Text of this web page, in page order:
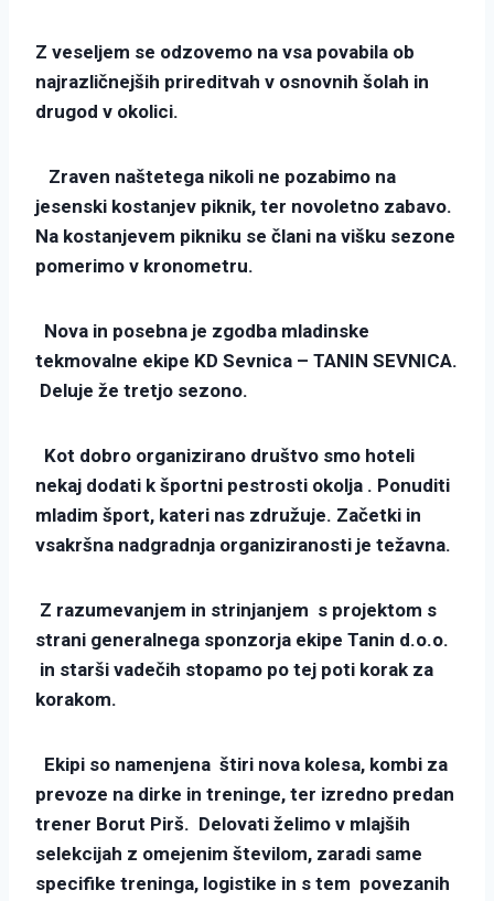
Z veseljem se odzovemo na vsa povabila ob
najrazličnejših prireditvah v osnovnih šolah in
drugod v okolici.
Zraven naštetega nikoli ne pozabimo na
jesenski kostanjev piknik, ter novoletno zabavo.
Na kostanjevem pikniku se člani na višku sezone
pomerimo v kronometru.
Nova in posebna je zgodba mladinske
tekmovalne ekipe KD Sevnica – TANIN SEVNICA.
Deluje že tretjo sezono.
Kot dobro organizirano društvo smo hoteli
nekaj dodati k športni pestrosti okolja . Ponuditi
mladim šport, kateri nas združuje. Začetki in
vsakršna nadgradnja organiziranosti je težavna.
Z razumevanjem in strinjanjem s projektom s
strani generalnega sponzorja ekipe Tanin d.o.o.
in starši vadečih stopamo po tej poti korak za
korakom.
Ekipi so namenjena štiri nova kolesa, kombi za
prevoze na dirke in treninge, ter izredno predan
trener Borut Pirš. Delovati želimo v mlajših
selekcijah z omejenim številom, zaradi same
specifike treninga, logistike in s tem povezanih